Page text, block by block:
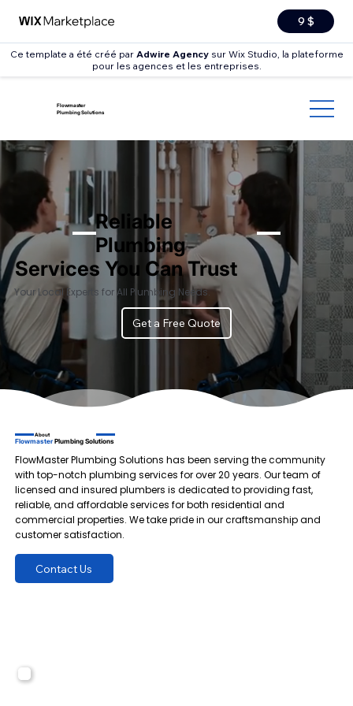
9 $
Ce template a été créé par Adwire Agencysur Wix Studio, la plateforme
pour les agences et les entreprises.